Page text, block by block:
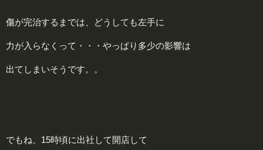
傷が完治するまでは、どうしても左手に
力が入らなくって・・・やっぱり多少の影響は
出てしまいそうです。。
でもね、15時頃に出社して開店して